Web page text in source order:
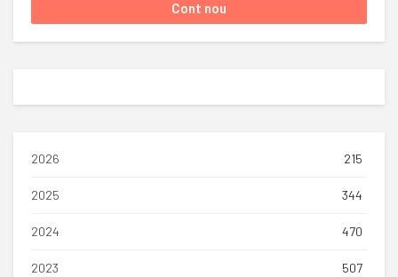
2026 215
2025 344
2024 470
2023 507